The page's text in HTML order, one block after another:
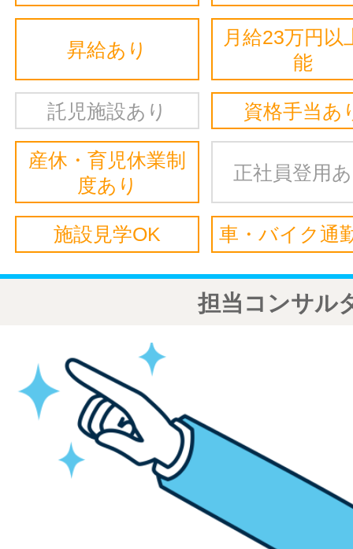
昇給あり
月給23万円以
能
託児施設あり 資格手当あ
産休・育児休業制
度あり
正社員登用
施設見学OK 車・バイク通
担当コンサル